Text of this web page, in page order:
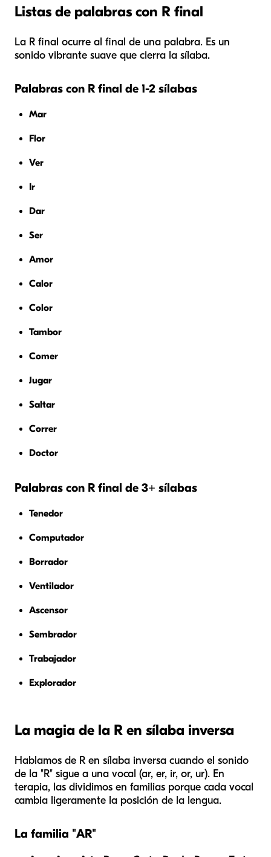
Listas de palabras con R final
La R final ocurre al final de una palabra. Es un
sonido vibrante suave que cierra la sílaba.
Palabras con R final de 1-2 sílabas
Mar
Flor
Ver
Ir
Dar
Ser
Amor
Calor
Color
Tambor
Comer
Jugar
Saltar
Correr
Doctor
Palabras con R final de 3+ sílabas
Tenedor
Computador
Borrador
Ventilador
Ascensor
Sembrador
Trabajador
Explorador
La magia de la R en sílaba inversa
Hablamos de R en sílaba inversa cuando el sonido
de la "R" sigue a una vocal (ar, er, ir, or, ur). En
terapia, las dividimos en familias porque cada vocal
cambia ligeramente la posición de la lengua.
La familia "AR"